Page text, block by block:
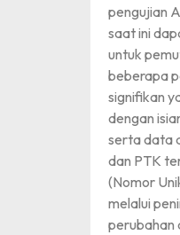
pengujian
saat ini
untuk
beberapa
signifikan
dengan
serta data
dan PTK
(Nomor
melalui
perubahan